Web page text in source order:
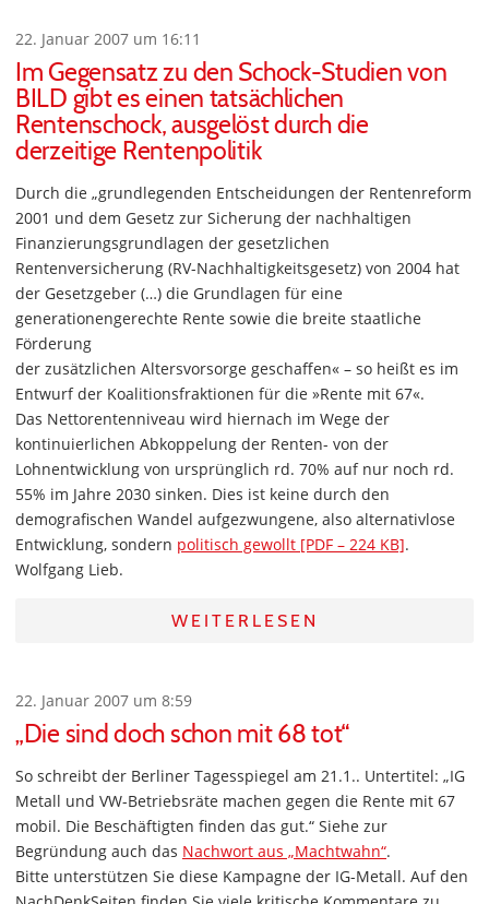
22. Januar 2007 um 16:11
Im Gegensatz zu den Schock-Studien von
BILD gibt es einen tatsächlichen
Rentenschock, ausgelöst durch die
derzeitige Rentenpolitik
Durch die „grundlegenden Entscheidungen der Rentenreform
2001 und dem Gesetz zur Sicherung der nachhaltigen
Finanzierungsgrundlagen der gesetzlichen
Rentenversicherung (RV-Nachhaltigkeitsgesetz) von 2004 hat
der Gesetzgeber (…) die Grundlagen für eine
generationengerechte Rente sowie die breite staatliche
Förderung
der zusätzlichen Altersvorsorge geschaffen« – so heißt es im
Entwurf der Koalitionsfraktionen für die »Rente mit 67«.
Das Nettorentenniveau wird hiernach im Wege der
kontinuierlichen Abkoppelung der Renten- von der
Lohnentwicklung von ursprünglich rd. 70% auf nur noch rd.
55% im Jahre 2030 sinken. Dies ist keine durch den
demografischen Wandel aufgezwungene, also alternativlose
Entwicklung, sondern politisch gewollt [PDF – 224 KB].
Wolfgang Lieb.
WEITERLESEN
22. Januar 2007 um 8:59
„Die sind doch schon mit 68 tot“
So schreibt der Berliner Tagesspiegel am 21.1.. Untertitel: „IG
Metall und VW-Betriebsräte machen gegen die Rente mit 67
mobil. Die Beschäftigten finden das gut.“ Siehe zur
Begründung auch das Nachwort aus „Machtwahn“.
Bitte unterstützen Sie diese Kampagne der IG-Metall. Auf den